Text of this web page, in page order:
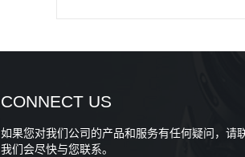
CONNECT US
如果您对我们公司的产品和服务有任何疑问，请
我们会尽快与您联系。